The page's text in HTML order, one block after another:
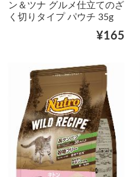
ン＆ツナ グルメ仕立てのざ
く切りタイプ パウチ 35g
¥165